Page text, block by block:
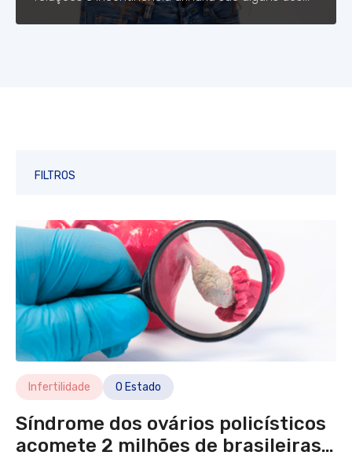
sintomas.
FILTROS
CATEGORIAS
Conceptus
Congelamento de Óvulos
Infertilidade
Perda Gestacional
Reprodução Humana
Saúde
Infertilidade O Estado
Síndrome dos ovários policísticos
acomete 2 milhões de brasileiras